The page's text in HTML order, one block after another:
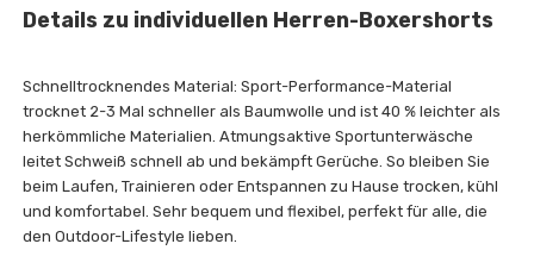
Details zu individuellen Herren-Boxershorts
Schnelltrocknendes Material: Sport-Performance-Material
trocknet 2-3 Mal schneller als Baumwolle und ist 40 % leichter als
herkömmliche Materialien. Atmungsaktive Sportunterwäsche
leitet Schweiß schnell ab und bekämpft Gerüche. So bleiben Sie
beim Laufen, Trainieren oder Entspannen zu Hause trocken, kühl
und komfortabel. Sehr bequem und flexibel, perfekt für alle, die
den Outdoor-Lifestyle lieben.